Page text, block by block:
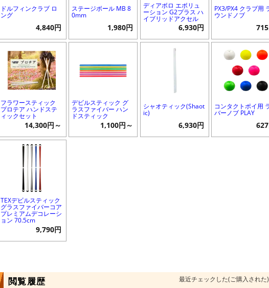
ドルフィンクラブ ロ
ング
4,840円
ステージボール MB 8
0mm
1,980円
ディアボロ エボリュ
ーション G2プラス ハ
イブリッドアクセル
6,930円
PX3/PX4 クラブ用
ウンドノブ
フラワースティック
プロテア ハンドステ
ィックセット
14,300円～
デビルスティック グ
ラスファイバー ハン
ドスティック
1,100円～
シャオティック(Shaot
ic)
6,930円
コンタクトポイ用
バーノブ PLAY
TEXデビルスティック
グラスファイバーコア
プレミアムデコレーシ
ョン 70.5cm
9,790円
閲覧履歴 最近チェックした(ご購入された